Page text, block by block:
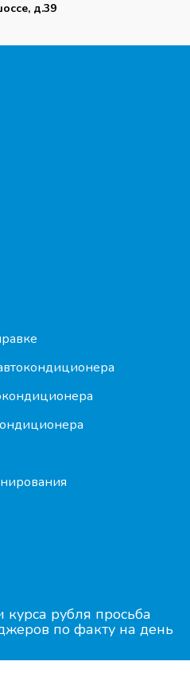
д.39
рубля просьба
по факту на день